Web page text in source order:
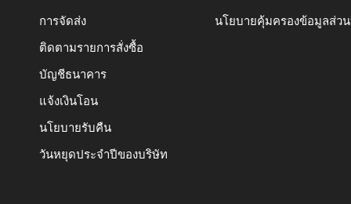
การจัดส่ง
ติดตามรายการสั่งซื้อ
บัญชีธนาคาร
แจ้งเงินโอน
นโยบายรับคืน
วันหยุดประจำปีของบริษัท
นโยบายคุ้มครองข้อมูลส่ว